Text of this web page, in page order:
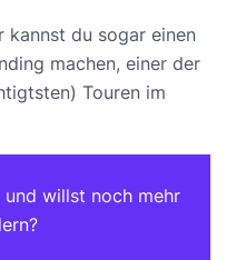
kannst du sogar einen
machen, einer der
Touren im
willst noch mehr